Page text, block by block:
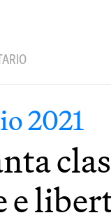
2021
e